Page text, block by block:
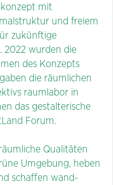
mit
und freiem
zukünftige
2022 wurden die
des Konzepts
die räumlichen
raumlabor in
das gestalterische
Forum.
Qualitäten
Umge­bung, heben
schaffen wand­